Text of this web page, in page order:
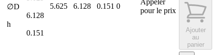
∅D
6.128
h
0.151
5.625 6.128 0.151 0
Appeler
pour le prix
Ajouter
au
panier